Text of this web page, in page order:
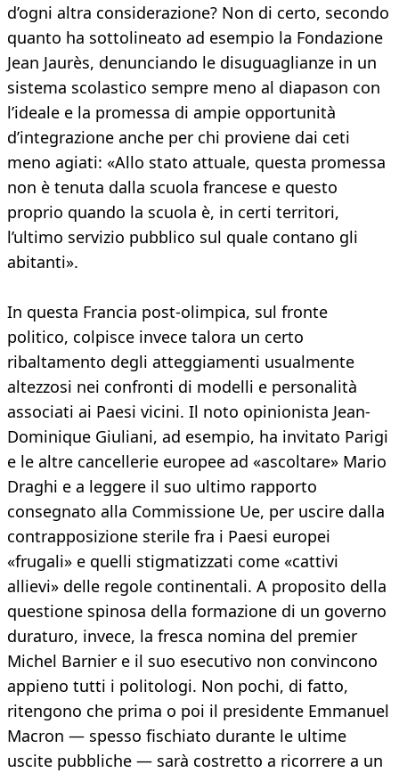
d’ogni altra considerazione? Non di certo, secondo
quanto ha sottolineato ad esempio la Fondazione
Jean Jaurès, denunciando le disuguaglianze in un
sistema scolastico sempre meno al diapason con
l’ideale e la promessa di ampie opportunità
d’integrazione anche per chi proviene dai ceti
meno agiati: «Allo stato attuale, questa promessa
non è tenuta dalla scuola francese e questo
proprio quando la scuola è, in certi territori,
l’ultimo servizio pubblico sul quale contano gli
abitanti».
In questa Francia post-olimpica, sul fronte
politico, colpisce invece talora un certo
ribaltamento degli atteggiamenti usualmente
altezzosi nei confronti di modelli e personalità
associati ai Paesi vicini. Il noto opinionista Jean-
Dominique Giuliani, ad esempio, ha invitato Parigi
e le altre cancellerie europee ad «ascoltare» Mario
Draghi e a leggere il suo ultimo rapporto
consegnato alla Commissione Ue, per uscire dalla
contrapposizione sterile fra i Paesi europei
«frugali» e quelli stigmatizzati come «cattivi
allievi» delle regole continentali. A proposito della
questione spinosa della formazione di un governo
duraturo, invece, la fresca nomina del premier
Michel Barnier e il suo esecutivo non convincono
appieno tutti i politologi. Non pochi, di fatto,
ritengono che prima o poi il presidente Emmanuel
Macron — spesso fischiato durante le ultime
uscite pubbliche — sarà costretto a ricorrere a un